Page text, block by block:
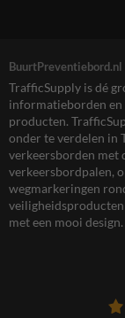
TrafficSupply is dé
informatieborden en
producten.
onder te verdelen in
verkeersborden met
verkeersbordpalen,
wegmarkeringen
met een mooi design.